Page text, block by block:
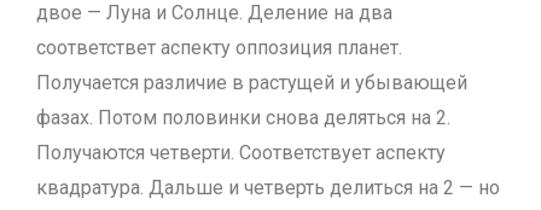
двое — Луна и Солнце. Деление на два
соответствет аспекту оппозиция планет.
Получается различие в растущей и убывающей
фазах. Потом половинки снова деляться на 2.
Получаются четверти. Соответствует аспекту
квадратура. Дальше и четверть делиться на 2 — но